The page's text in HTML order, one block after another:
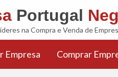
FAQS
M&A
(BPN)
Inserir
Anúncio
Portugal
na Compra e Venda de
Empresa Comprar